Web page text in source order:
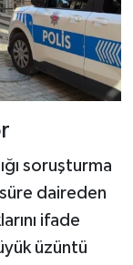
soruşturma
daireden
ifade
üzüntü